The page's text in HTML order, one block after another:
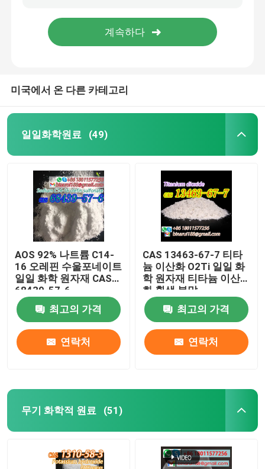
미국에서 온 다른 카테고리
일일화학원료 (49)
AOS 92% 나트륨 C14-
16 오레핀 수울포네이트
일일 화학 원자재 CAS
68439-57-6
최고의 가격
연락처
CAS 13463-67-7 티타
늄 이산화 O2Ti 일일 화
학 원자재 티타늄 이산
화 흰색 분말
최고의 가격
연락처
무기 화학적 원료 (51)